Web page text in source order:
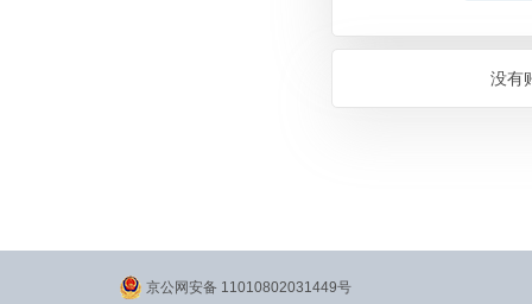
没有
京公网安备 11010802031449号